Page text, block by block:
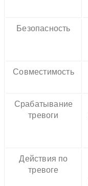
Безопасность
Совместимость
Срабатывание
тревоги
Действия по
тревоге